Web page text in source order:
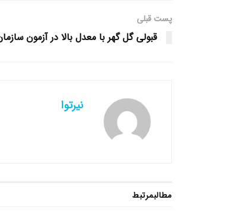
پست قبلی
قبولی گل گهر با معدل بالا در آزمون
نیرتوا
مطالبمرتبط